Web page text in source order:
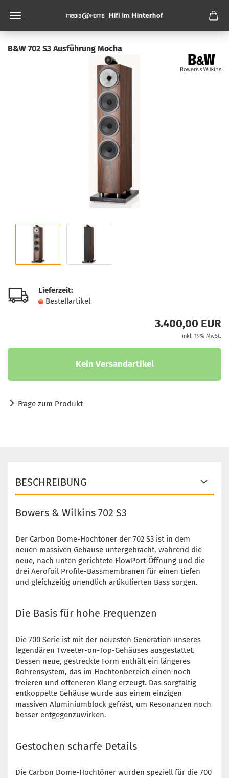
B&W 702 S3 Ausführung Mocha
Lieferzeit:
Bestellartikel
3.400,00 EUR
inkl. 19% MwSt.
Frage zum Produkt
BESCHREIBUNG
Bowers & Wilkins 702 S3
Der Carbon Dome-Hochtöner der 702 S3 ist in dem
neuen massiven Gehäuse untergebracht, während die
neue, nach unten gerichtete FlowPort-Öffnung und die
drei Aerofoil Profile-Bassmembranen für einen tiefen
und gleichzeitig unendlich artikulierten Bass sorgen.
Die Basis für hohe Frequenzen
Die 700 Serie ist mit der neuesten Generation unseres
legendären Tweeter-on-Top-Gehäuses ausgestattet.
Dessen neue, gestreckte Form enthält ein längeres
Röhrensystem, das im Hochtonbereich einen noch
freieren und offeneren Klang erzeugt. Das sorgfältig
entkoppelte Gehäuse wurde aus einem einzigen
massiven Aluminiumblock gefräst, um Resonanzen noch
besser entgegenzuwirken.
Gestochen scharfe Details
Die Carbon Dome-Hochtöner wurden speziell für die 700